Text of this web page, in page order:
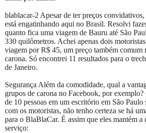
blablacar-2 Apesar de ter preços
está engatinhando aqui no Brasil. Resolvi
quanto fica uma viagem de Bauru até São
330 quilômetros. Achei apenas dois
viagem por R$ 45, um preço também comum
carona. Só encontrei 11 resultados para o
de Janeiro.
Segurança Além da comodidade, qual a
grupos de carona no Facebook, por
de 10 pessoas em um escritório em São Paulo
com os motoristas, não tenho certeza se há
para o BlaBlaCar. É assim que eles mantém a
serviço: